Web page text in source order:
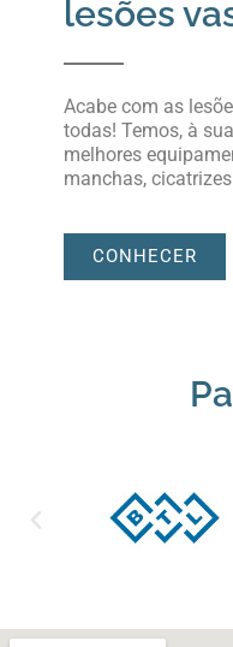
lesões
Acabe com as
todas! Temos, à
melhores
manchas,
CONHECER